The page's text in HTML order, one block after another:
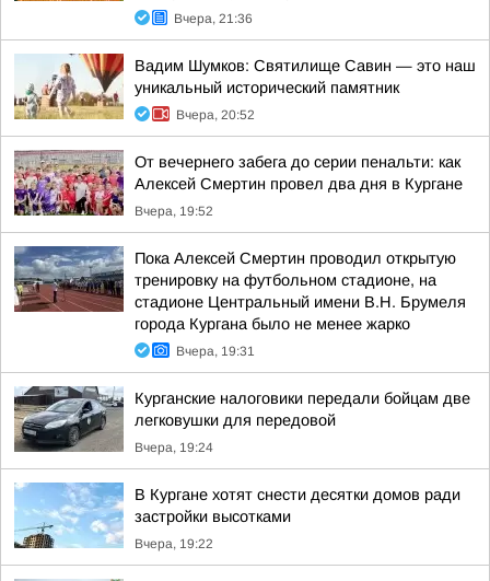
Вчера, 21:36
Вадим Шумков: Святилище Савин — это наш
уникальный исторический памятник
Вчера, 20:52
От вечернего забега до серии пенальти: как
Алексей Смертин провел два дня в Кургане
Вчера, 19:52
Пока Алексей Смертин проводил открытую
тренировку на футбольном стадионе, на
стадионе Центральный имени В.Н. Брумеля
города Кургана было не менее жарко
Вчера, 19:31
Курганские налоговики передали бойцам две
легковушки для передовой
Вчера, 19:24
В Кургане хотят снести десятки домов ради
застройки высотками
Вчера, 19:22